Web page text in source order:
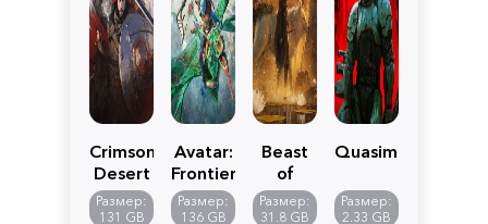
Crimson
Desert
Размер:
131 GB
Avatar:
Frontiers
of
Pandora
Размер:
136 GB
Beast
of
Reincarnation
Размер:
31.8 GB
Quasimorph
Размер:
2.33 GB